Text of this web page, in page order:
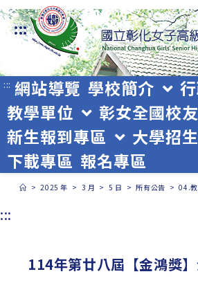
跳
轉
至
主
要
內
容
:::
::: 網站導覽 學校簡介
教學單位
彰女全國校
新生報到專區
大學招
下載專區 報名專區
> 2025 年 > 3 月 > 5 日 > 所有公告 > 04.
:::
114年第廿八屆【金鴻獎